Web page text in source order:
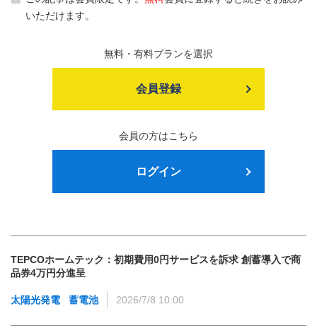
いただけます。
無料・有料プランを選択
会員登録
会員の方はこちら
ログイン
TEPCOホームテック：初期費用0円サービスを訴求 創蓄導入で商
品券4万円分進呈
太陽光発電 蓄電池 2026/7/8 10:00